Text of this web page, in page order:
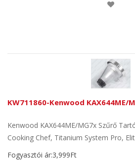
KW711860-Kenwood KAX644ME/
Kenwood KAX644ME/MG7x Szűrő
Cooking Chef, Titanium System Pro,
Fogyasztói ár:3,999Ft